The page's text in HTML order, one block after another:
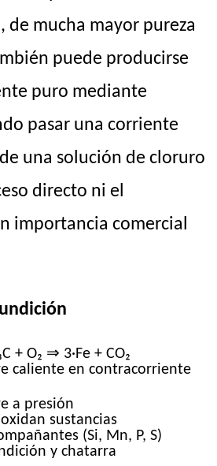
de mucha mayor pureza
puede producirse
puro mediante
pasar una corriente
una solución de cloruro
directo ni el
importancia comercial
+ O₂ ⇒ 3·Fe + CO₂
caliente en contracorriente
a presión
oxidan sustancias
(Si, Mn, P, S)
y chatarra